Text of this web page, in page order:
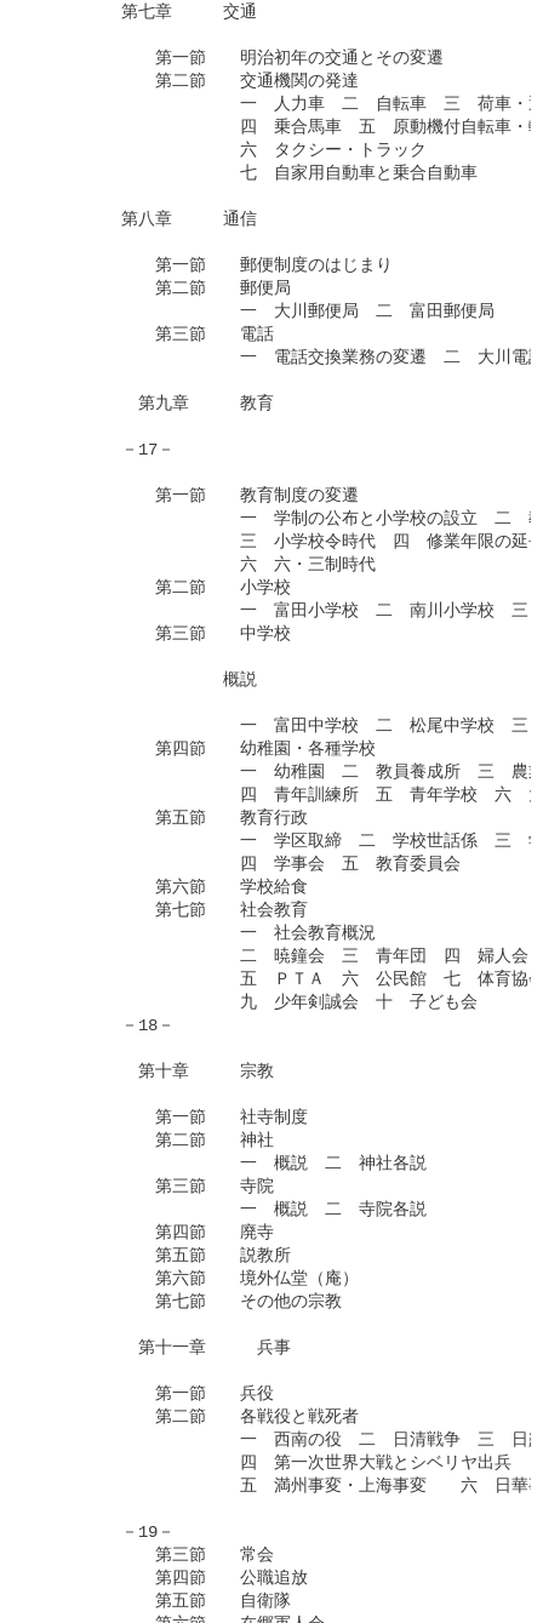
第七章　　　交通
第一節　　明治初年の交通とその変遷
第二節　　交通機関の発達
一　人力車　二　自転車　三　荷車・
四　乗合馬車　五　原動機付自転車・軽
六　タクシー・トラック
七　自家用自動車と乗合自動車
第八章　　　通信
第一節　　郵便制度のはじまり
第二節　　郵便局
一　大川郵便局　二　富田郵便局
第三節　　電話
一　電話交換業務の変遷　二　大川電話交換
第九章　　　教育
－17－
第一節　　教育制度の変遷
一　学制の公布と小学校の設立　二　教
三　小学校令時代　四　修業年限の延長　五
六　六・三制時代
第二節　　小学校
一　富田小学校　二　南川小学校　三　松
第三節　　中学校
概説
一　富田中学校　二　松尾中学校　三　大
第四節　　幼稚園・各種学校
一　幼稚園　二　教員養成所　三　農業補
四　青年訓練所　五　青年学校　六　大川
第五節　　教育行政
一　学区取締　二　学校世話係　三　学
四　学事会　五　教育委員会
第六節　　学校給食
第七節　　社会教育
一　社会教育概況
二　暁鐘会　三　青年団　四　婦人
五　ＰＴＡ　六　公民館　七　体育協会　八
九　少年剣誠会　十　子ども会
－18－
第十章　　　宗教
第一節　　社寺制度
第二節　　神社
一　概説　二　神社各説
第三節　　寺院
一　概説　二　寺院各説
第四節　　廃寺
第五節　　説教所
第六節　　境外仏堂（庵）
第七節　　その他の宗教
第十一章　　　兵事
第一節　　兵役
第二節　　各戦役と戦死者
一　西南の役　二　日清戦争　三　日露
四　第一次世界大戦とシベリヤ出兵
五　満州事変・上海事変　　六　日華事変
－19－
第三節　　常会
第四節　　公職追放
第五節　　自衛隊